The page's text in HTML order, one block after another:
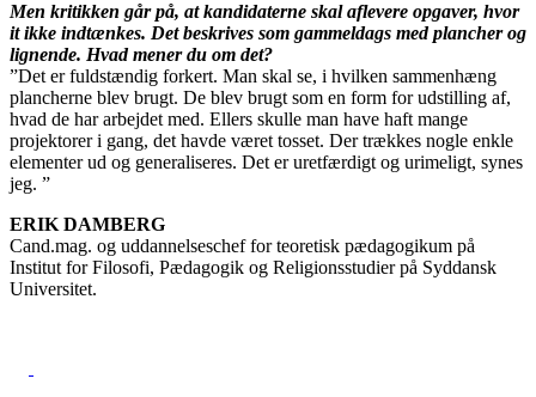
Men kritikken går på, at kandidaterne skal aflevere opgaver, hvor
it ikke indtænkes. Det beskrives som gammeldags med plancher og
lignende. Hvad mener du om det?
”Det er fuldstændig forkert. Man skal se, i hvilken sammenhæng
plancherne blev brugt. De blev brugt som en form for udstilling af,
hvad de har arbejdet med. Ellers skulle man have haft mange
projektorer i gang, det havde været tosset. Der trækkes nogle enkle
elementer ud og generaliseres. Det er uretfærdigt og urimeligt, synes
jeg. ”
ERIK DAMBERG
Cand.mag. og uddannelseschef for teoretisk pædagogikum på
Institut for Filosofi, Pædagogik og Religionsstudier på Syddansk
Universitet.